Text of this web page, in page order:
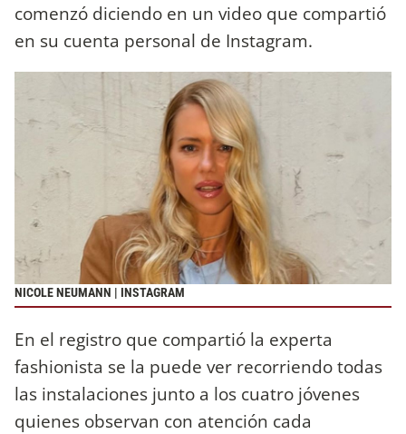
comenzó diciendo en un video que compartió
en su cuenta personal de Instagram.
NICOLE NEUMANN | INSTAGRAM
En el registro que compartió la experta
fashionista se la puede ver recorriendo todas
las instalaciones junto a los cuatro jóvenes
quienes observan con atención cada